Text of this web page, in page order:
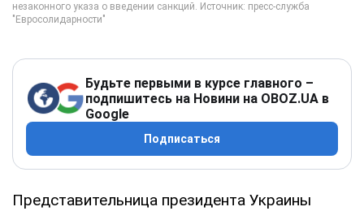
Будьте первыми в курсе главного –
подпишитесь на Новини на OBOZ.UA в
Google
Подписаться
Представительница президента Украины